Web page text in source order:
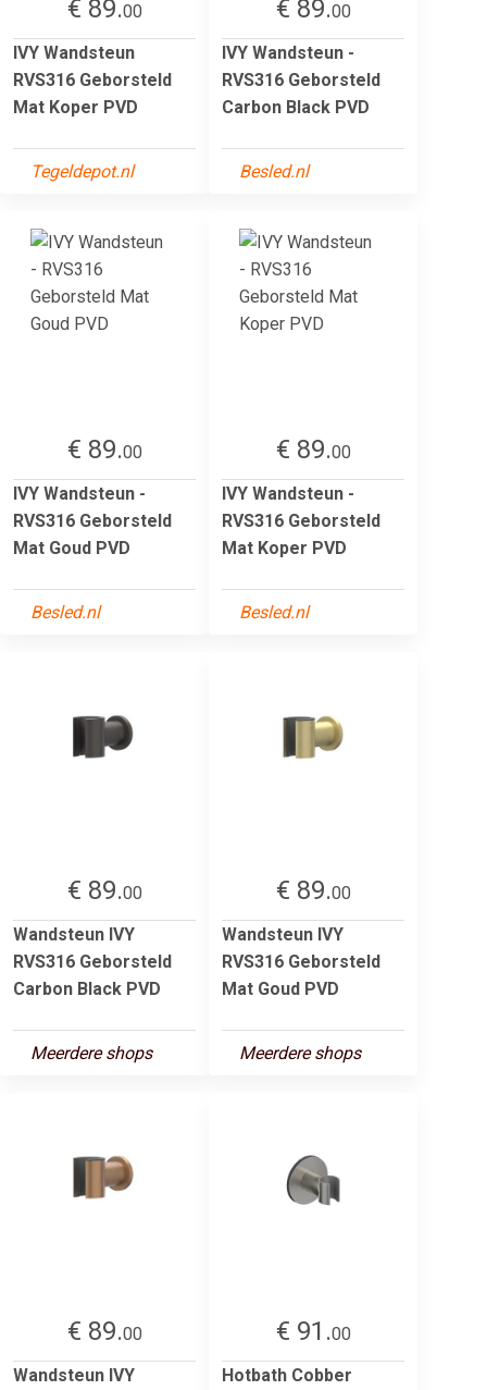
€ 89.00
IVY Wandsteun
RVS316 Geborsteld
Mat Koper PVD
Tegeldepot.nl
€ 89.00
IVY Wandsteun -
RVS316 Geborsteld
Carbon Black PVD
Besled.nl
€ 89.00
IVY Wandsteun -
RVS316 Geborsteld
Mat Goud PVD
Besled.nl
€ 89.00
IVY Wandsteun -
RVS316 Geborsteld
Mat Koper PVD
Besled.nl
€ 89.00
Wandsteun IVY
RVS316 Geborsteld
Carbon Black PVD
Meerdere shops
€ 89.00
Wandsteun IVY
RVS316 Geborsteld
Mat Goud PVD
Meerdere shops
€ 89.00
Wandsteun IVY
€ 91.00
Hotbath Cobber